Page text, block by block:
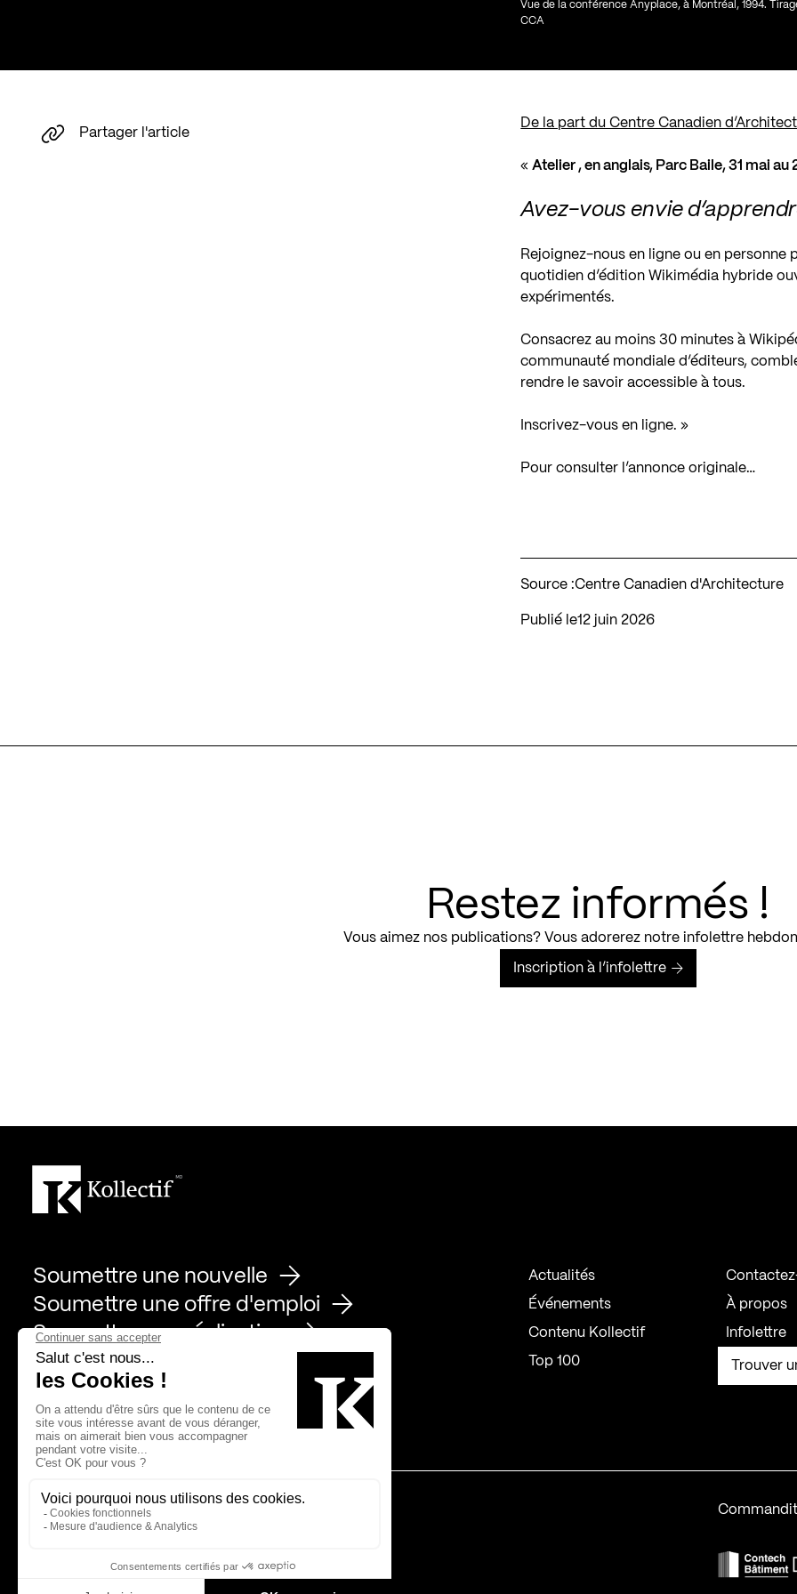
Vue de la conférence Anyplace, à Montréal, 1994.
CCA
De la part du Centre Canadien
«Atelier , en anglais, Parc Baile,31 mai au
Avez-vous envie
Rejoignez-nous en ligne ou en personne
quotidien d’édition Wikimédia hybride
expérimentés.
Consacrez au moins 30 minutes à
communauté mondiale d’éditeurs,
rendre le savoir accessible à tous.
Inscrivez-vousen ligne. »
Pour consulter l’annonce originale…
Source :Centre Canadien d'Architecture
Publié le 12 juin 2026
Partager l'article
Restez informés !
Vous aimez nos publications? Vous adorerez notre infolettre
Inscription à l’infolettre
Soumettre une nouvelle
Soumettre une offre d'emploi
Soumettre une réalisation
Actualités
Événements
Contenu Kollectif
Top 100
À propos
Infolettre
Trouver
Page Facebook de Kollectif
Page Instagram de Kollectif
Page Linkedin de Kollectif
Partenaires